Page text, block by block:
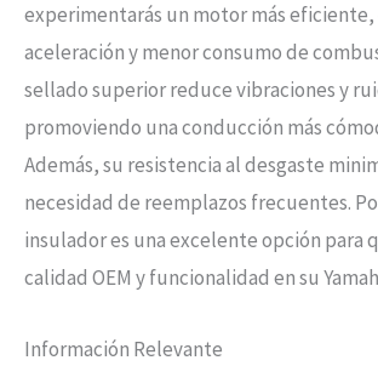
experimentarás un motor más
aceleración y menor consumo de
sellado superior reduce vibraciones y
promoviendo una conducción más
Además, su resistencia al desgaste
necesidad de reemplazos frecuentes.
insulador es una excelente opción para
calidad OEM y funcionalidad en su
Información Relevante